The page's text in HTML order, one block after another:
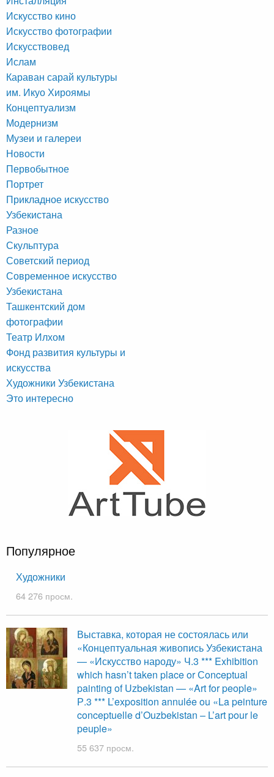
Искусство кино
Искусство фотографии
Искусствовед
Ислам
Караван сарай культуры
им. Икуо Хироямы
Концептуализм
Модернизм
Музеи и галереи
Новости
Первобытное
Портрет
Прикладное искусство
Узбекистана
Разное
Скульптура
Советский период
Современное искусство
Узбекистана
Ташкентский дом
фотографии
Театр Илхом
Фонд развития культуры и
искусства
Художники Узбекистана
Это интересно
Популярное
Художники
64 276 просм.
Выставка, которая не состоялась или
«Концептуальная живопись Узбекистана
— «Искусство народу» Ч.3 *** Exhibition
which hasn’t taken place or Сonceptual
painting of Uzbekistan — «Art for people»
Р.3 *** L’exposition annulée ou «La peinture
conceptuelle d’Ouzbekistan – L’art pour le
peuple»
55 637 просм.